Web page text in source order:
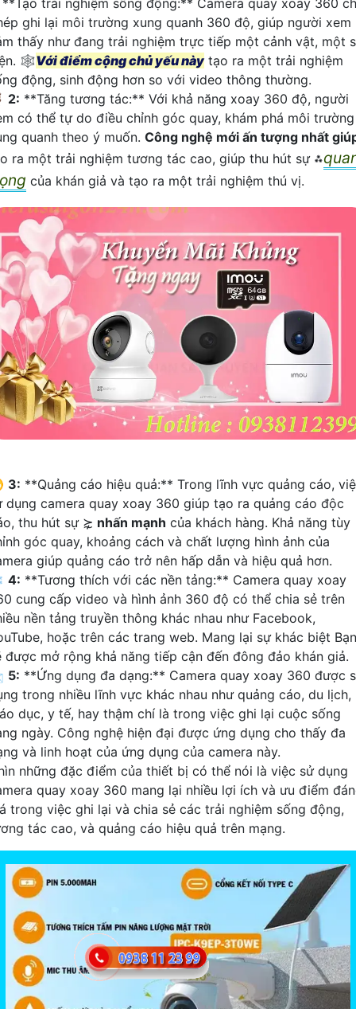
ghi lại môi trường xung quanh 360 độ, giúp người xem
thấy như đang trải nghiệm trực tiếp một cảnh vật, một
🕸️Với điểm cộng chủ yếu này tạo ra một trải nghiệm
động, sinh động hơn so với video thông thường.
2: **Tăng tương tác:** Với khả năng xoay 360 độ, người
có thể tự do điều chỉnh góc quay, khám phá môi trường
quanh theo ý muốn. Công nghệ mới ấn tượng nhất
ra một trải nghiệm tương tác cao, giúp thu hút sự ⁂
của khán giả và tạo ra một trải nghiệm thú vị.
3: **Quảng cáo hiệu quả:** Trong lĩnh vực quảng cáo,
dụng camera quay xoay 360 giúp tạo ra quảng cáo độc
thu hút sự ⋩ nhấn mạnh của khách hàng. Khả năng tùy
góc quay, khoảng cách và chất lượng hình ảnh của
giúp quảng cáo trở nên hấp dẫn và hiệu quả hơn.
4: **Tương thích với các nền tảng:** Camera quay xoay
cung cấp video và hình ảnh 360 độ có thể chia sẻ trên
nền tảng truyền thông khác nhau như Facebook,
hoặc trên các trang web. Mang lại sự khác biệt Bạn
được mở rộng khả năng tiếp cận đến đông đảo khán giả.
5: **Ứng dụng đa dạng:** Camera quay xoay 360 được
trong nhiều lĩnh vực khác nhau như quảng cáo, du lịch,
dục, y tế, hay thậm chí là trong việc ghi lại cuộc sống
ngày. Công nghệ hiện đại được ứng dụng cho thấy đa
và linh hoạt của ứng dụng của camera này.
những đặc điểm của thiết bị có thể nói là việc sử dụng
quay xoay 360 mang lại nhiều lợi ích và ưu điểm
trong việc ghi lại và chia sẻ các trải nghiệm sống động,
tác cao, và quảng cáo hiệu quả trên mạng.